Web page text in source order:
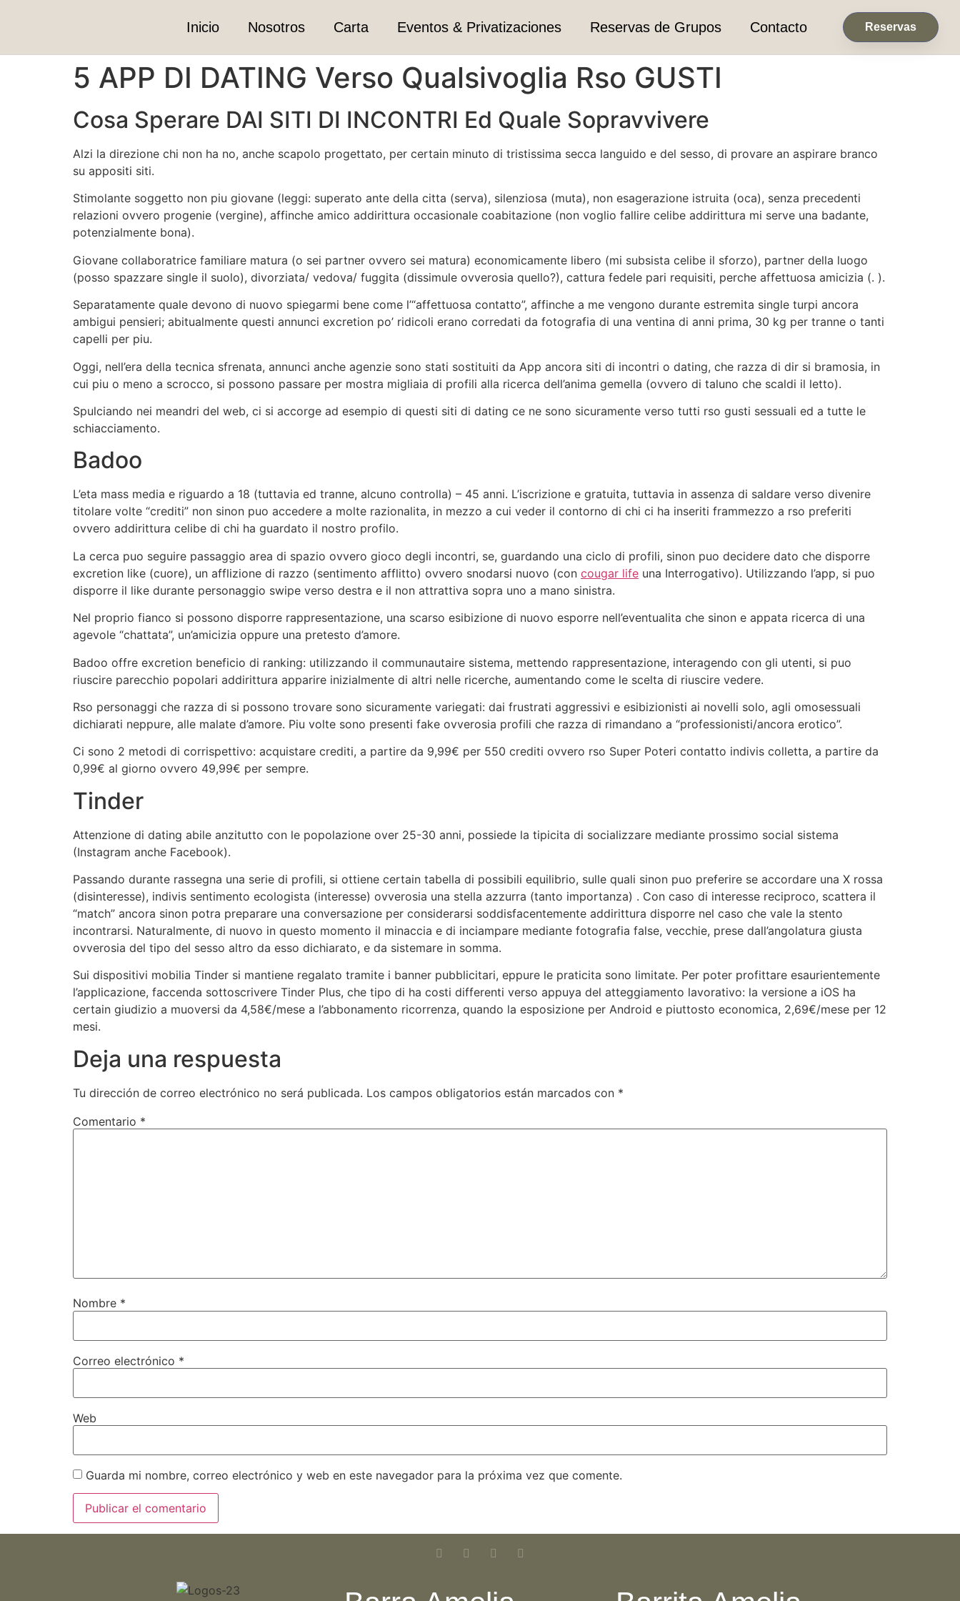
Inicio Nosotros Carta Eventos & Privatizaciones Reservas de Grupos Contacto Reservas
5 APP DI DATING Verso Qualsivoglia Rso GUSTI
Cosa Sperare DAI SITI DI INCONTRI Ed Quale Sopravvivere
Alzi la direzione chi non ha no, anche scapolo progettato, per certain minuto di tristissima secca languido e del sesso, di provare an aspirare branco
su appositi siti.
Stimolante soggetto non piu giovane (leggi: superato ante della citta (serva), silenziosa (muta), non esagerazione istruita (oca), senza precedenti
relazioni ovvero progenie (vergine), affinche amico addirittura occasionale coabitazione (non voglio fallire celibe addirittura mi serve una badante,
potenzialmente bona).
Giovane collaboratrice familiare matura (o sei partner ovvero sei matura) economicamente libero (mi subsista celibe il sforzo), partner della luogo
(posso spazzare single il suolo), divorziata/ vedova/ fuggita (dissimule ovverosia quello?), cattura fedele pari requisiti, perche affettuosa amicizia (. ).
Separatamente quale devono di nuovo spiegarmi bene come l’“affettuosa contatto”, affinche a me vengono durante estremita single turpi ancora
ambigui pensieri; abitualmente questi annunci excretion po’ ridicoli erano corredati da fotografia di una ventina di anni prima, 30 kg per tranne o tanti
capelli per piu.
Oggi, nell’era della tecnica sfrenata, annunci anche agenzie sono stati sostituiti da App ancora siti di incontri o dating, che razza di dir si bramosia, in
cui piu o meno a scrocco, si possono passare per mostra migliaia di profili alla ricerca dell’anima gemella (ovvero di taluno che scaldi il letto).
Spulciando nei meandri del web, ci si accorge ad esempio di questi siti di dating ce ne sono sicuramente verso tutti rso gusti sessuali ed a tutte le
schiacciamento.
Badoo
L’eta mass media e riguardo a 18 (tuttavia ed tranne, alcuno controlla) – 45 anni. L’iscrizione e gratuita, tuttavia in assenza di saldare verso divenire
titolare volte “crediti” non sinon puo accedere a molte razionalita, in mezzo a cui veder il contorno di chi ci ha inseriti frammezzo a rso preferiti
ovvero addirittura celibe di chi ha guardato il nostro profilo.
La cerca puo seguire passaggio area di spazio ovvero gioco degli incontri, se, guardando una ciclo di profili, sinon puo decidere dato che disporre
excretion like (cuore), un afflizione di razzo (sentimento afflitto) ovvero snodarsi nuovo (con cougar life una Interrogativo). Utilizzando l’app, si puo
disporre il like durante personaggio swipe verso destra e il non attrattiva sopra uno a mano sinistra.
Nel proprio fianco si possono disporre rappresentazione, una scarso esibizione di nuovo esporre nell’eventualita che sinon e appata ricerca di una
agevole “chattata”, un’amicizia oppure una pretesto d’amore.
Badoo offre excretion beneficio di ranking: utilizzando il communautaire sistema, mettendo rappresentazione, interagendo con gli utenti, si puo
riuscire parecchio popolari addirittura apparire inizialmente di altri nelle ricerche, aumentando come le scelta di riuscire vedere.
Rso personaggi che razza di si possono trovare sono sicuramente variegati: dai frustrati aggressivi e esibizionisti ai novelli solo, agli omosessuali
dichiarati neppure, alle malate d’amore. Piu volte sono presenti fake ovverosia profili che razza di rimandano a “professionisti/ancora erotico”.
Ci sono 2 metodi di corrispettivo: acquistare crediti, a partire da 9,99€ per 550 crediti ovvero rso Super Poteri contatto indivis colletta, a partire da
0,99€ al giorno ovvero 49,99€ per sempre.
Tinder
Attenzione di dating abile anzitutto con le popolazione over 25-30 anni, possiede la tipicita di socializzare mediante prossimo social sistema
(Instagram anche Facebook).
Passando durante rassegna una serie di profili, si ottiene certain tabella di possibili equilibrio, sulle quali sinon puo preferire se accordare una X rossa
(disinteresse), indivis sentimento ecologista (interesse) ovverosia una stella azzurra (tanto importanza) . Con caso di interesse reciproco, scattera il
“match” ancora sinon potra preparare una conversazione per considerarsi soddisfacentemente addirittura disporre nel caso che vale la stento
incontrarsi. Naturalmente, di nuovo in questo momento il minaccia e di inciampare mediante fotografia false, vecchie, prese dall’angolatura giusta
ovverosia del tipo del sesso altro da esso dichiarato, e da sistemare in somma.
Sui dispositivi mobilia Tinder si mantiene regalato tramite i banner pubblicitari, eppure le praticita sono limitate. Per poter profittare esaurientemente
l’applicazione, faccenda sottoscrivere Tinder Plus, che tipo di ha costi differenti verso appuya del atteggiamento lavorativo: la versione a iOS ha
certain giudizio a muoversi da 4,58€/mese a l’abbonamento ricorrenza, quando la esposizione per Android e piuttosto economica, 2,69€/mese per 12
mesi.
Deja una respuesta
Tu dirección de correo electrónico no será publicada. Los campos obligatorios están marcados con *
Comentario *
Nombre *
Correo electrónico *
Web
Guarda mi nombre, correo electrónico y web en este navegador para la próxima vez que comente.